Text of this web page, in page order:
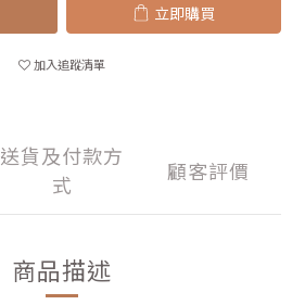
立即購買
加入追蹤清單
送貨及付款方
式
顧客評價
商品描述